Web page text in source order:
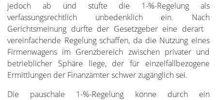
jedoch ab und stufte die 1-%-Regelung als
verfassungsrechtlich unbedenklich ein. Nach
Gerichtsmeinung durfte der Gesetzgeber eine derart
vereinfachende Regelung schaffen, da die Nutzung eines
Firmenwagens im Grenzbereich zwischen privater und
betrieblicher Sphäre liege, der für einzelfallbezogene
Ermittlungen der Finanzämter schwer zugänglich sei.
Die pauschale 1-%-Regelung könne durch ein